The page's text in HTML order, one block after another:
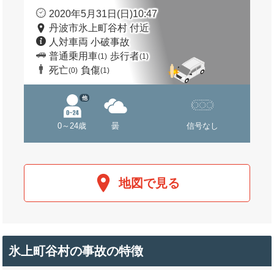
2020年5月31日(日)10:47
丹波市氷上町谷村 付近
人対車両 小破事故
普通乗用車(1) 歩行者(1)
死亡(0) 負傷(1)
0～24歳
他
曇 信号なし
地図で見る
氷上町谷村の事故の特徴